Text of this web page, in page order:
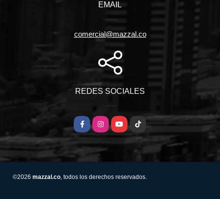
EMAIL
comercial@mazzal.co
REDES SOCIALES
FacebookInstagramYouTube
TikTok
©2026 mazzal.co, todos los derechos reservados.